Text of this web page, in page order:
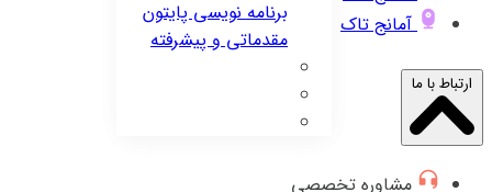
برنامه نویسی پایتون
مقدماتی و پیشرفته
آمانج تاک
ارتباط با ما
مشاوره تخصصی